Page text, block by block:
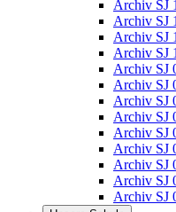
Archiv SJ
Archiv SJ
Archiv SJ
Archiv SJ
Archiv SJ
Archiv SJ
Archiv SJ
Archiv SJ
Archiv SJ
Archiv SJ
Archiv SJ
Archiv SJ
Archiv SJ